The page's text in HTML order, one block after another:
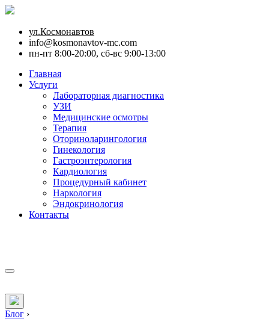
ул.Космонавтов
info@kosmonavtov-mc.com
пн-пт 8:00-20:00, сб-вс 9:00-13:00
Главная
Услуги
Лабораторная диагностика
УЗИ
Медицинские осмотры
Терапия
Оториноларингология
Гинекология
Гастроэнтерология
Кардиология
Процедурный кабинет
Наркология
Эндокринология
Контакты
Блог ›